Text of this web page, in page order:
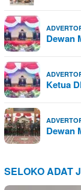
Dewan
Ketua
Dewan
SELOKO ADAT